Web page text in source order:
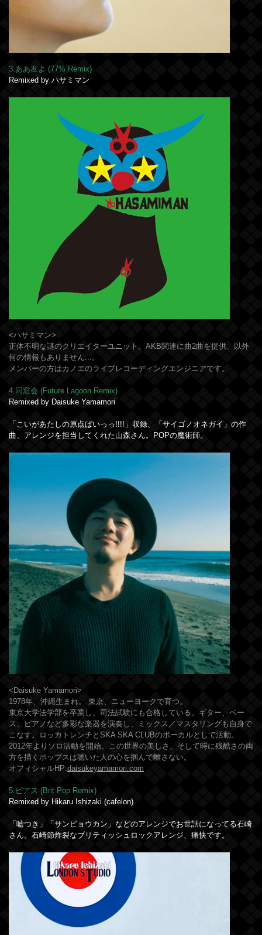
3.ああ友よ (77% Remix)
Remixed by ハサミマン
<ハサミマン>
正体不明な謎のクリエイターユニット。AKB関連に曲2曲を提供、以外
何の情報もありません...。
メンバーの方はカノエのライブレコーディングエンジニアです。
4.同窓会 (Future Lagoon Remix)
Remixed by Daisuke Yamamori
「こいがあたしの原点ばいっっ!!!!」収録、「サイゴノオネガイ」の作
曲、アレンジを担当してくれた山森さん。POPの魔術師。
<Daisuke Yamamori>
1978年、沖縄生まれ。 東京、ニューヨークで育つ。
東京大学法学部を卒業し、司法試験にも合格している。ギター、ベー
ス、ピアノなど多彩な楽器を演奏し、ミックス／マスタリングも自身で
こなす。ロッカトレンチとSKA SKA CLUBのボーカルとして活動。
2012年よりソロ活動を開始。この世界の美しさ、そして時に残酷さの両
方を描くポップスは聴いた人の心を掴んで離さない。
オフィシャルHP:daisukeyamamori.com
5.ピアス (Brit Pop Remix)
Remixed by Hikaru Ishizaki (cafelon)
「嘘つき」「サンビョウカン」などのアレンジでお世話になってる石崎
さん。石崎節炸裂なブリティッシュロックアレンジ、痛快です。